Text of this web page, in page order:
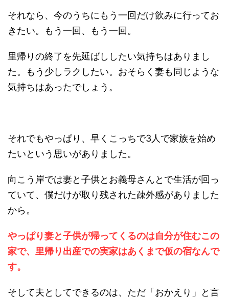
それなら、今のうちにもう一回だけ飲みに行ってお
きたい。もう一回、もう一回。
里帰りの終了を先延ばししたい気持ちはありまし
た。もう少しラクしたい。おそらく妻も同じような
気持ちはあったでしょう。
それでもやっぱり、早くこっちで3人で家族を始め
たいという思いがありました。
向こう岸では妻と子供とお義母さんとで生活が回っ
ていて、僕だけが取り残された疎外感がありました
から。
やっぱり妻と子供が帰ってくるのは自分が住むこの
家で、里帰り出産での実家はあくまで仮の宿なんで
す。
そして夫としてできるのは、ただ「おかえり」と言